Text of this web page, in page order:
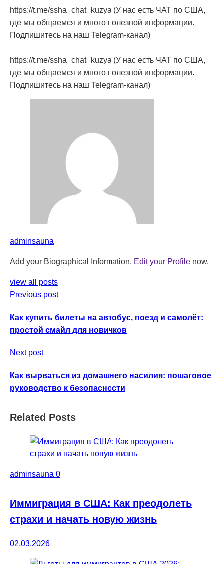
https://t.me/ssha_chat_kuzya (У нас есть ЧАТ по США,
где мы общаемся и много полезной информации.
Подпишитесь на наш Telegram-канал)
https://t.me/ssha_chat_kuzya (У нас есть ЧАТ по США,
где мы общаемся и много полезной информации.
Подпишитесь на наш Telegram-канал)
adminsauna
Add your Biographical Information. Edit your Profile now.
view all posts
Previous post
Как купить билеты на автобус, поезд и самолёт:
простой смайл для новичков
Next post
Как вырваться из домашнего насилия: пошаговое
руководство к безопасности
Related Posts
adminsauna 0
Иммиграция в США: Как преодолеть
страхи и начать новую жизнь
02.03.2026